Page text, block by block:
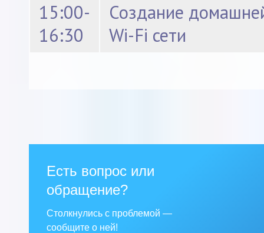
15:00-
16:30
Создание
Wi-Fi сети
Есть вопрос или
обращение?
Столкнулись с проблемой —
сообщите о ней!